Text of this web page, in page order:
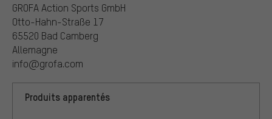
GROFA Action Sports GmbH
Otto-Hahn-Straße 17
65520 Bad Camberg
Allemagne
info@grofa.com
Produits apparentés